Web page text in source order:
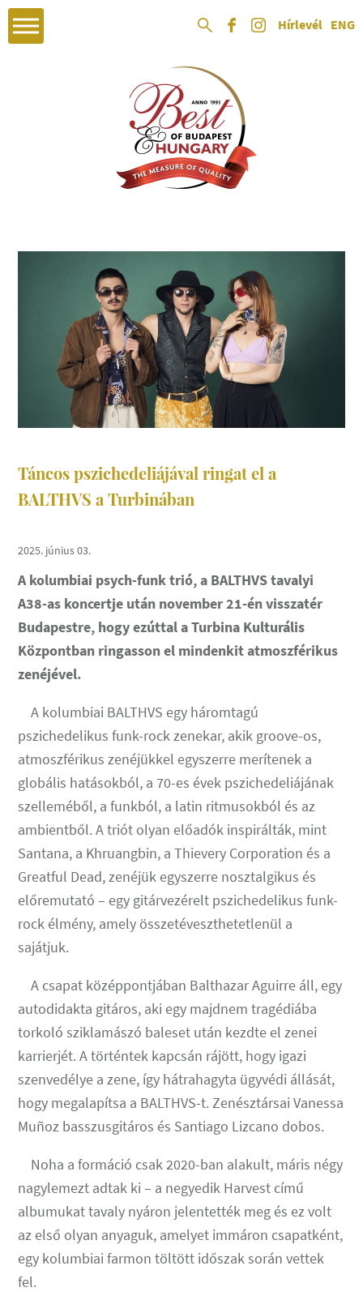
Hírlevél ENG
Táncos pszichedeliájával ringat el a
BALTHVS a Turbinában
2025. június 03.
A kolumbiai psych-funk trió, a BALTHVS tavalyi
A38-as koncertje után november 21-én visszatér
Budapestre, hogy ezúttal a Turbina Kulturális
Központban ringasson el mindenkit atmoszférikus
zenéjével.
A kolumbiai BALTHVS egy háromtagú
pszichedelikus funk-rock zenekar, akik groove-os,
atmoszférikus zenéjükkel egyszerre merítenek a
globális hatásokból, a 70-es évek pszichedeliájának
szelleméből, a funkból, a latin ritmusokból és az
ambientből. A triót olyan előadók inspirálták, mint
Santana, a Khruangbin, a Thievery Corporation és a
Greatful Dead, zenéjük egyszerre nosztalgikus és
előremutató – egy gitárvezérelt pszichedelikus funk-
rock élmény, amely összetéveszthetetlenül a
sajátjuk.
A csapat középpontjában Balthazar Aguirre áll, egy
autodidakta gitáros, aki egy majdnem tragédiába
torkoló sziklamászó baleset után kezdte el zenei
karrierjét. A történtek kapcsán rájött, hogy igazi
szenvedélye a zene, így hátrahagyta ügyvédi állását,
hogy megalapítsa a BALTHVS-t. Zenésztársai Vanessa
Muñoz basszusgitáros és Santiago Lizcano dobos.
Noha a formáció csak 2020-ban alakult, máris négy
nagylemezt adtak ki – a negyedik Harvest című
albumukat tavaly nyáron jelentették meg és ez volt
az első olyan anyaguk, amelyet immáron csapatként,
egy kolumbiai farmon töltött időszak során vettek
fel.